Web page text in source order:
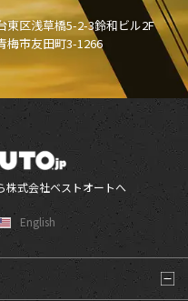
東区浅草橋5-2-3鈴和ビル2F
梅市友田町3-1266
株式会社ベストオートへ
English